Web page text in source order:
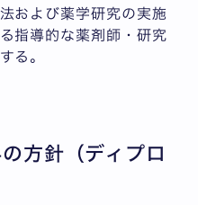
および薬学研究の実施
指導的な薬剤師・研究
る。
方針（ディプロ